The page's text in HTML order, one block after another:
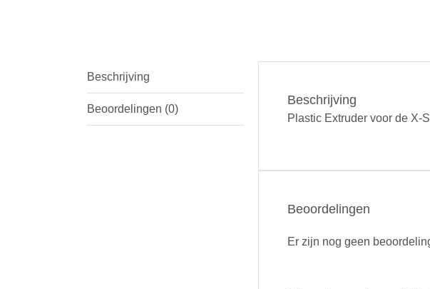
Beschrijving
Beoordelingen (0)
Beschrijving
Plastic Extruder voor de X-
Beoordelingen
Er zijn nog geen